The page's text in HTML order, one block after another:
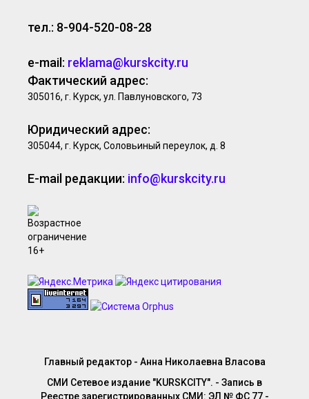
тел.: 8-904-520-08-28
e-mail: reklama@kurskcity.ru
Фактический адрес:
305016, г. Курск, ул. Павлуновского, 73
Юридический адрес:
305044, г. Курск, Соловьиный переулок, д. 8
E-mail редакции: info@kurskcity.ru
Главный редактор - Анна Николаевна Власова
СМИ Сетевое издание "KURSKCITY". - Запись в
Реестре зарегистрированных СМИ: ЭЛ № ФС 77 -